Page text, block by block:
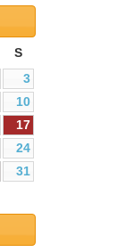
S
3
10
17
24
31